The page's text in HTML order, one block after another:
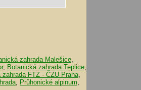
zahrada Malešice,
, Botanická zahrada Teplice,
zahrada FTZ - ČZU Praha,
Průhonické alpinum